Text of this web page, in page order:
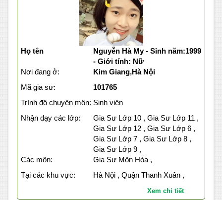
Họ tên
Nguyễn Hà My - Sinh năm:1999
- Giới tính: Nữ
Nơi đang ở:
Kim Giang,Hà Nội
Mã gia sư:
101765
Trình độ chuyên môn: Sinh viên
Nhận dạy các lớp:
Gia Sư Lớp 10 , Gia Sư Lớp 11 ,
Gia Sư Lớp 12 , Gia Sư Lớp 6 ,
Gia Sư Lớp 7 , Gia Sư Lớp 8 ,
Gia Sư Lớp 9 ,
Các môn:
Gia Sư Môn Hóa ,
Tại các khu vực:
Hà Nội , Quận Thanh Xuân ,
Xem chi tiết